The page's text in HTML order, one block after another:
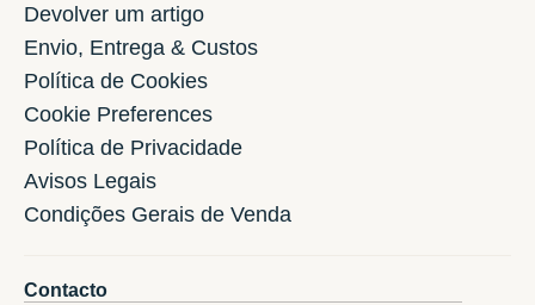
Devolver um artigo
Envio, Entrega & Custos
Política de Cookies
Cookie Preferences
Política de Privacidade
Avisos Legais
Condições Gerais de Venda
Contacto